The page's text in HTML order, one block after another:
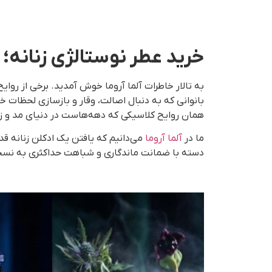
خرید عطر نوستالژی
به تالار خاطرات آلما آروما خوش آمدید. برخی از
بانوانی که به دنبال اصالت، وقار و بازسازی
همان روایح کلاسیکی که دهه‌هاست در دنیای مد و
ما در آلما آروما می‌دانیم که یافتن یک ادکلن
دسته با ضمانت ماندگاری و شباهت حداکثری به